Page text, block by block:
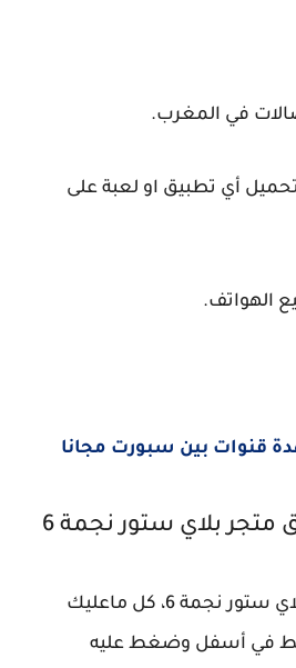
في المغرب.
يمكنك تحميل أي تطبيق او لعبة على
الهواتف.
قنوات بين سبورت مجانا
بلاي ستور نجمة 6
لتحميل تطبيق متجر بلاي ستور نجمة 6، كل ماعليك
في أسفل وضغط عليه